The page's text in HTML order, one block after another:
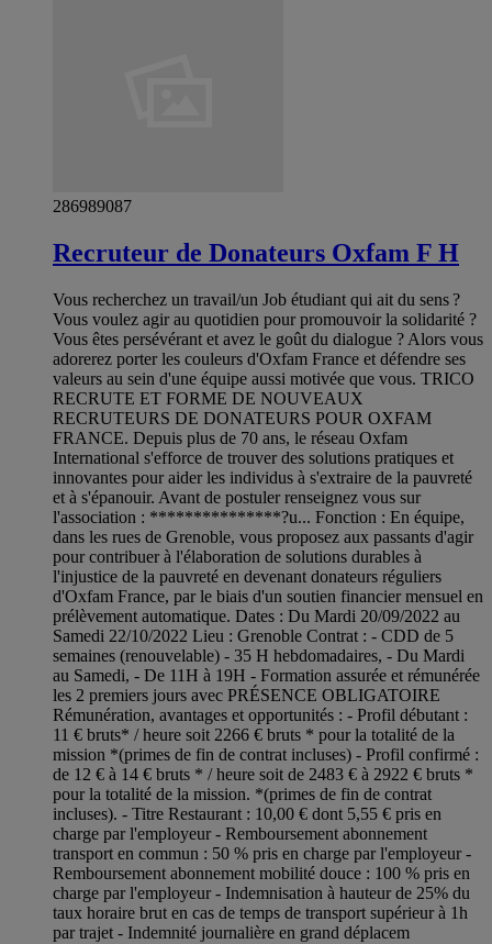
286989087
Recruteur de Donateurs Oxfam F H
Vous recherchez un travail/un Job étudiant qui ait du sens ?
Vous voulez agir au quotidien pour promouvoir la solidarité ?
Vous êtes persévérant et avez le goût du dialogue ? Alors vous
adorerez porter les couleurs d'Oxfam France et défendre ses
valeurs au sein d'une équipe aussi motivée que vous. TRICO
RECRUTE ET FORME DE NOUVEAUX
RECRUTEURS DE DONATEURS POUR OXFAM
FRANCE. Depuis plus de 70 ans, le réseau Oxfam
International s'efforce de trouver des solutions pratiques et
innovantes pour aider les individus à s'extraire de la pauvreté
et à s'épanouir. Avant de postuler renseignez vous sur
l'association : ***************?u... Fonction : En équipe,
dans les rues de Grenoble, vous proposez aux passants d'agir
pour contribuer à l'élaboration de solutions durables à
l'injustice de la pauvreté en devenant donateurs réguliers
d'Oxfam France, par le biais d'un soutien financier mensuel en
prélèvement automatique. Dates : Du Mardi 20/09/2022 au
Samedi 22/10/2022 Lieu : Grenoble Contrat : - CDD de 5
semaines (renouvelable) - 35 H hebdomadaires, - Du Mardi
au Samedi, - De 11H à 19H - Formation assurée et rémunérée
les 2 premiers jours avec PRÉSENCE OBLIGATOIRE
Rémunération, avantages et opportunités : - Profil débutant :
11 € bruts* / heure soit 2266 € bruts * pour la totalité de la
mission *(primes de fin de contrat incluses) - Profil confirmé :
de 12 € à 14 € bruts * / heure soit de 2483 € à 2922 € bruts *
pour la totalité de la mission. *(primes de fin de contrat
incluses). - Titre Restaurant : 10,00 € dont 5,55 € pris en
charge par l'employeur - Remboursement abonnement
transport en commun : 50 % pris en charge par l'employeur -
Remboursement abonnement mobilité douce : 100 % pris en
charge par l'employeur - Indemnisation à hauteur de 25% du
taux horaire brut en cas de temps de transport supérieur à 1h
par trajet - Indemnité journalière en grand déplacem